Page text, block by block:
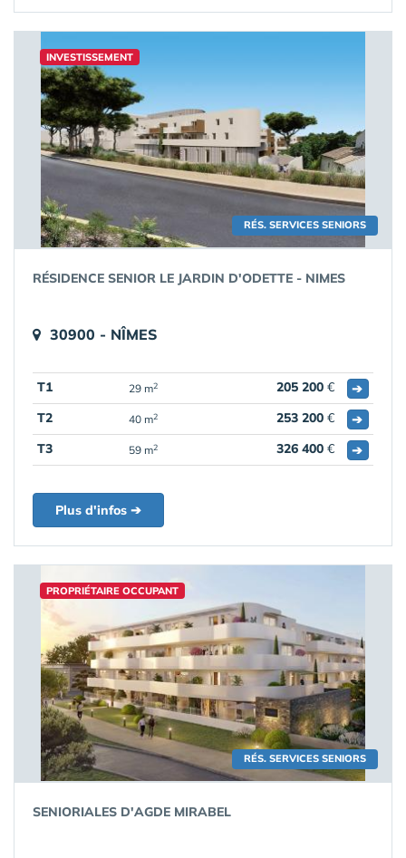
RÉS. SERVICES SENIORS
INVESTISSEMENT
RÉSIDENCE SENIOR LE JARDIN D'ODETTE - NIMES
30900 - NÎMES
T1 29 m2 205 200 €
➔
T2
40 m2 253 200 €
➔
T3
59 m2 326 400 € ➔
Plus d'infos ➔
RÉS. SERVICES SENIORS
PROPRIÉTAIRE OCCUPANT
SENIORIALES D'AGDE MIRABEL